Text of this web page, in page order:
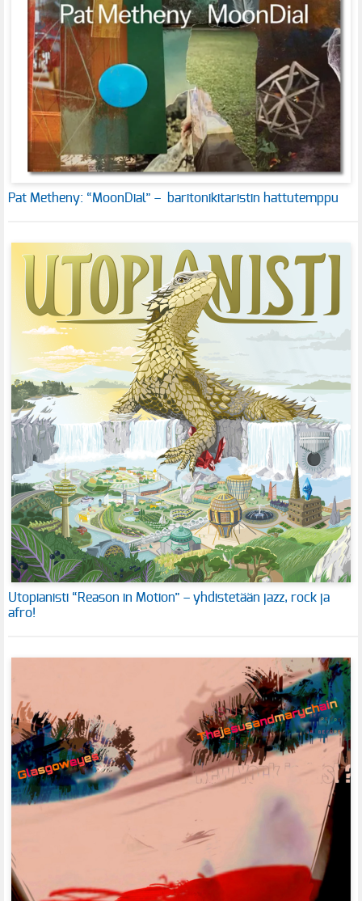
Pat Metheny: “MoonDial” – baritonikitaristin hattutemppu
Utopianisti “Reason in Motion” – yhdistetään jazz, rock ja
afro!